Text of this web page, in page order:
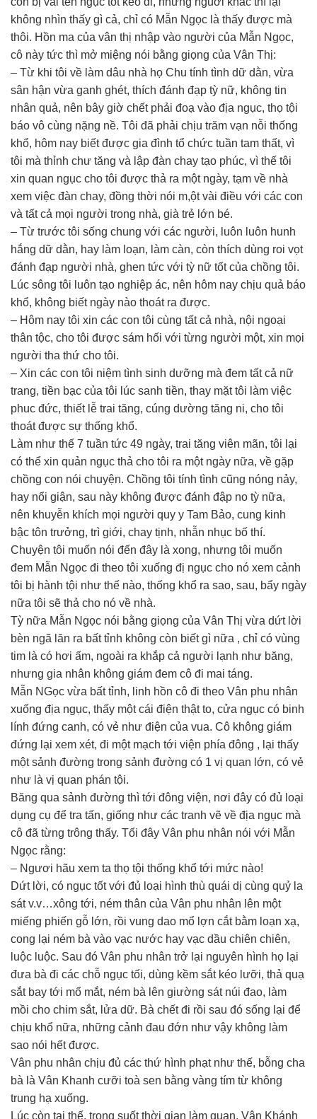
không nhìn thấy gì cả, chỉ có Mẫn Ngọc là thấy được mà
thôi. Hồn ma của vân thị nhập vào người của Mẫn Ngọc,
cô này tức thì mở miệng nói bằng giọng của Vân Thị:
– Từ khi tôi về làm dâu nhà họ Chu tính tình dữ dằn, vừa
sân hận vừa ganh ghét, thích đánh đạp tỳ nữ, không tin
nhân quả, nên bây giờ chết phải đoạ vào địa ngục, thọ tội
báo vô cùng nặng nề. Tôi đã phải chịu trăm vạn nỗi thống
khổ, hôm nay biết được gia đình tổ chức tuần tam thất, vì
tôi mà thỉnh chư tăng và lập đàn chay tạo phúc, vì thế tôi
xin quan ngục cho tôi được thả ra một ngày, tạm về nhà
xem việc đàn chay, đồng thời nói m,ột vài điều với các con
và tất cả mọi người trong nhà, già trẻ lớn bé.
– Từ trước tôi sống chung với các người, luôn luôn hunh
hắng dữ dằn, hay làm loạn, làm càn, còn thích dùng roi vọt
đánh đạp người nhà, ghen tức với tỳ nữ tốt của chồng tôi.
Lúc sông tôi luôn tạo nghiệp ác, nên hôm nay chịu quả báo
khổ, không biết ngày nào thoát ra được.
– Hôm nay tôi xin các con tôi cùng tất cả nhà, nội ngoại
thân tộc, cho tôi được sám hối với từng người một, xin mọi
người tha thứ cho tôi.
– Xin các con tôi niệm tình sinh dưỡng mà đem tất cả nữ
trang, tiền bạc của tôi lúc sanh tiền, thay mặt tôi làm việc
phuc đức, thiết lễ trai tăng, cúng dường tăng ni, cho tôi
thoát được sự thống khổ.
Làm như thế 7 tuần tức 49 ngày, trai tăng viên mãn, tôi lại
có thể xin quản ngục thả cho tôi ra một ngày nữa, về gặp
chồng con nói chuyện. Chồng tôi tính tình cũng nóng nảy,
hay nổi giận, sau này không được đánh đập no tỳ nữa,
nên khuyễn khích mọi người quy y Tam Bảo, cung kinh
bậc tôn trưởng, trì giới, chay tịnh, nhẫn nhục bố thí.
Chuyện tôi muốn nói đến đây là xong, nhưng tôi muốn
đem Mẫn Ngọc đi theo tôi xuống đị ngục cho nó xem cảnh
tôi bị hành tội như thế nào, thống khổ ra sao, sau, bẩy ngày
nữa tôi sẽ thả cho nó về nhà.
Tỳ nữa Mẫn Ngọc nói bằng giọng của Vân Thị vừa dứt lời
bèn ngã lăn ra bất tỉnh không còn biết gì nữa , chỉ có vùng
tim là có hơi ấm, ngoài ra khắp cả người lạnh như băng,
nhưng gia nhân không giám đem cô đi mai táng.
Mẫn NGọc vừa bất tỉnh, linh hồn cô đi theo Vân phu nhân
xuống địa ngục, thấy một cái điện thật to, cửa ngục có binh
lính đứng canh, có vẻ như điện của vua. Cô không giám
đứng lại xem xét, đi một mạch tới viện phía đông , lại thấy
một sảnh đường trong sảnh đường có 1 vị quan lớn, có vẻ
như là vị quan phán tội.
Băng qua sảnh đường thì tới đông viện, nơi đây có đủ loại
dụng cụ để tra tấn, giống như các tranh vẽ về địa ngục mà
cô đã từng trông thấy. Tối đây Vân phu nhân nói với Mẫn
Ngọc rằng:
– Ngươi hãu xem ta thọ tội thống khổ tới mức nào!
Dứt lời, có ngục tốt với đủ loại hình thù quái dị cùng quỷ la
sát v.v…xông tới, ném thân của Vân phu nhân lên một
miếng phiến gỗ lớn, rồi vung dao mổ lợn cắt bằm loạn xạ,
cong lại ném bà vào vạc nước hay vạc dầu chiên chiên,
luộc luộc. Sau đó Vân phu nhân trở lại nguyên hình họ lại
đưa bà đi các chỗ ngục tối, dùng kềm sắt kéo lưỡi, thả quạ
sắt bay tới mổ mắt, ném bà lên giường sát núi đao, làm
mồi cho chim sắt, lửa dữ. Bà chết đi rồi sau đó sống lại để
chịu khổ nữa, những cảnh đau đớn như vậy không làm
sao nói hết được.
Vân phu nhân chịu đủ các thứ hình phạt như thế, bỗng cha
bà là Vân Khanh cưỡi toà sen bằng vàng tím từ không
trung hạ xuống.
Lúc còn tại thế, trong suốt thời gian làm quan, Vân Khánh